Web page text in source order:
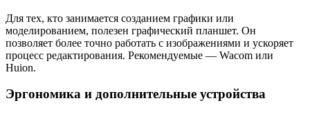
Для тех, кто занимается созданием графики или
моделированием, полезен графический планшет. Он
позволяет более точно работать с изображениями и ускоряет
процесс редактирования. Рекомендуемые — Wacom или
Huion.
Эргономика и дополнительные устройства